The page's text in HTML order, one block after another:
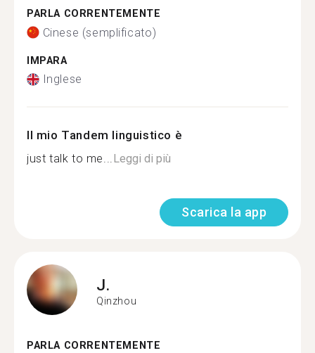
PARLA CORRENTEMENTE
Cinese (semplificato)
IMPARA
Inglese
Il mio Tandem linguistico è
just talk to me...Leggi di più
Scarica la app
J.
Qinzhou
PARLA CORRENTEMENTE